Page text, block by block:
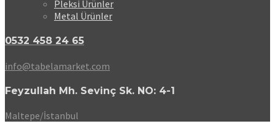
Pleksi Ürünler
Metal Ürünler
0532 458 24 65
info@tabelamarket.com
Feyzullah Mh. Sevinç Sk. NO: 4-1
Maltepe/İstanbul